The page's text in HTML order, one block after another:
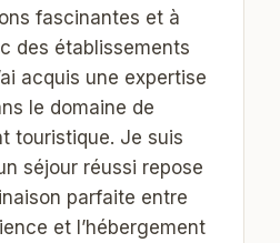
fascinantes et à
des établissements
acquis une expertise
le domaine de
touristique. Je suis
séjour réussi repose
parfaite entre
et l’hébergement